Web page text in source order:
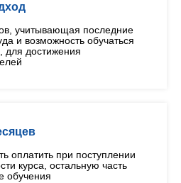
учитывающая последние
и возможность обучаться
для достижения
оплатить при поступлении
курса, остальную часть
обучения